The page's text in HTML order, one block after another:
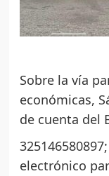
Sobre la vía
económicas,
de cuenta del
electrónico